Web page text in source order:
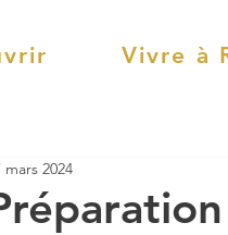
Vivre à
mars 2024